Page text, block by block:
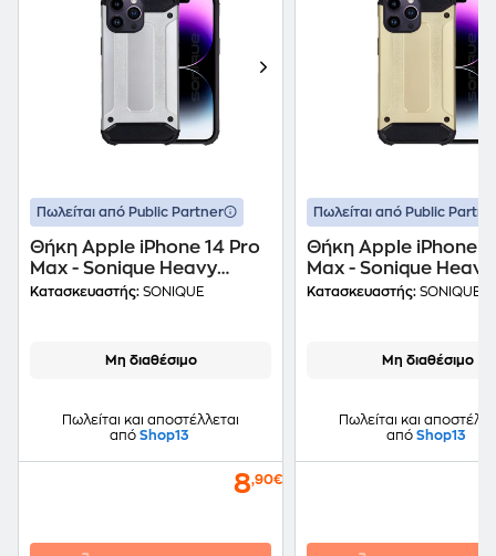
Πωλείται από Public Partner
Θήκη Apple iPhone 14 Pro
Max - Sonique Heavy
Armor - Ασημί
Κατασκευαστής: SONIQUE
Μη διαθέσιμο
Πωλείται και αποστέλλεται
από Shop13
8,90€
Πωλείται από Public
Θήκη Apple iPhone
Max - Sonique Heavy
Armor - Χρυσό
Κατασκευαστής: SONIQUE
Μη διαθέσιμο
Πωλείται και
από Shop13